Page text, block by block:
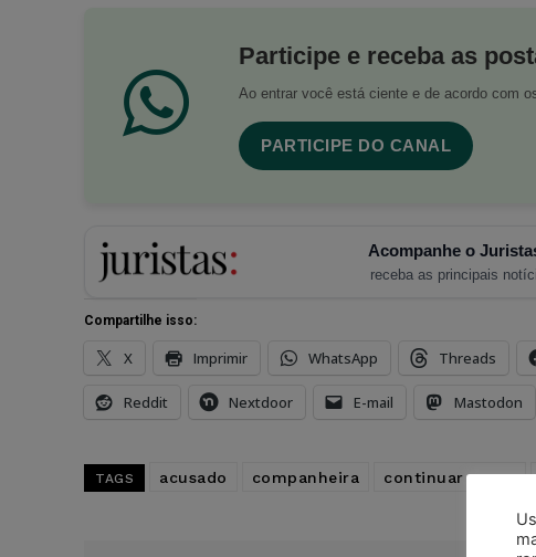
Participe e receba as
Ao entrar você está ciente e de acordo com
PARTICIPE DO CANAL
Acompanhe o
receba as principais
Compartilhe isso:
X Imprimir WhatsApp Threads
Reddit Nextdoor E-mail Mastodon
TAGS acusado companheira continuar preso